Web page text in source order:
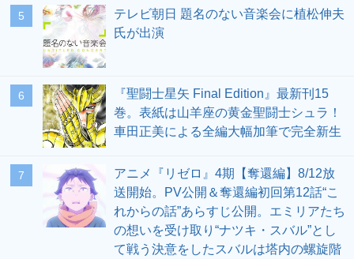
5
テレビ朝日 題名のない音楽会に植松伸夫
氏が出演
6
『聖闘士星矢 Final Edition』最新刊15
巻。表紙は山羊座の黄金聖闘士シュラ！
車田正美による全編大幅加筆で完全新生
7
アニメ『リゼロ』4期【奪還編】8/12放
送開始。PV公開＆奪還編初回第12話“こ
れからの話”あらすじ公開。エミリアたち
の想いを受け取り“ナツキ・スバル”とし
て戦う決意をしたスバルは塔内の螺旋階